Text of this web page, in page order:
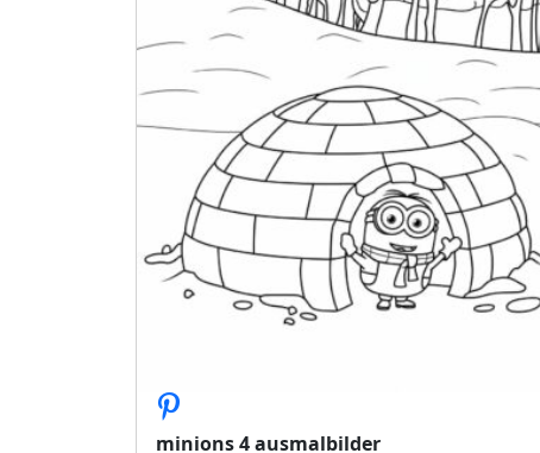
minions 4 ausmalbilder